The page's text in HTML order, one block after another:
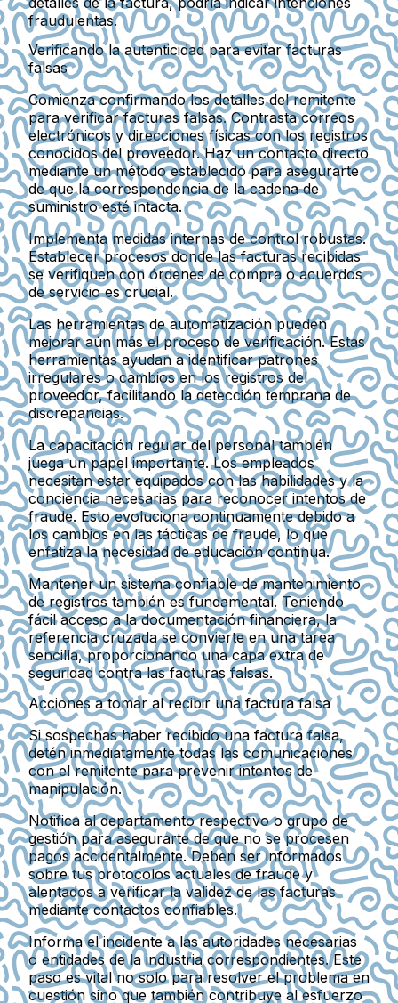
fraudulentas.
Verificando la autenticidad para evitar facturas
falsas
Comienza confirmando los detalles del remitente
para verificar facturas falsas. Contrasta correos
electrónicos y direcciones físicas con los registros
conocidos del proveedor. Haz un contacto directo
mediante un método establecido para asegurarte
de que la correspondencia de la cadena de
suministro esté intacta.
Implementa medidas internas de control robustas.
Establecer procesos donde las facturas recibidas
se verifiquen con órdenes de compra o acuerdos
de servicio es crucial.
Las herramientas de automatización pueden
mejorar aún más el proceso de verificación. Estas
herramientas ayudan a identificar patrones
irregulares o cambios en los registros del
proveedor, facilitando la detección temprana de
discrepancias.
La capacitación regular del personal también
juega un papel importante. Los empleados
necesitan estar equipados con las habilidades y la
conciencia necesarias para reconocer intentos de
fraude. Esto evoluciona continuamente debido a
los cambios en las tácticas de fraude, lo que
enfatiza la necesidad de educación continua.
Mantener un sistema confiable de mantenimiento
de registros también es fundamental. Teniendo
fácil acceso a la documentación financiera, la
referencia cruzada se convierte en una tarea
sencilla, proporcionando una capa extra de
seguridad contra las facturas falsas.
Acciones a tomar al recibir una factura falsa
Si sospechas haber recibido una factura falsa,
detén inmediatamente todas las comunicaciones
con el remitente para prevenir intentos de
manipulación.
Notifica al departamento respectivo o grupo de
gestión para asegurarte de que no se procesen
pagos accidentalmente. Deben ser informados
sobre tus protocolos actuales de fraude y
alentados a verificar la validez de las facturas
mediante contactos confiables.
Informa el incidente a las autoridades necesarias
o entidades de la industria correspondientes. Este
paso es vital no solo para resolver el problema en
cuestión sino que también contribuye al esfuerzo